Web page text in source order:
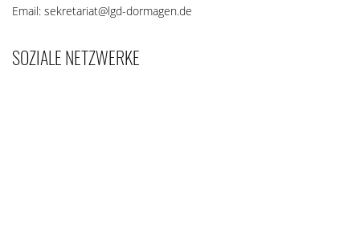
Email: sekretariat@lgd-dormagen.de
SOZIALE NETZWERKE